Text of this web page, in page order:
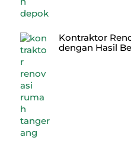
Kontraktor
dengan Hasil